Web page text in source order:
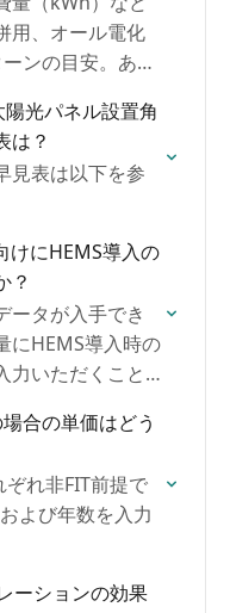
用、オール電化
ンの目安。あく
さい。
陽光パネル設置角
は？
見表は以下を参
けにHEMS導入の
？
ータが入手でき
にHEMS導入時の
力いただくこと
場合の単価はどう
ぞれ非FIT前提で
よび年数を入力
ーションの効果